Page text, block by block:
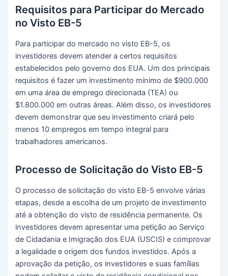
Requisitos para Participar do Mercado
no Visto EB-5
Para participar do mercado no visto EB-5, os
investidores devem atender a certos requisitos
estabelecidos pelo governo dos EUA. Um dos principais
requisitos é fazer um investimento mínimo de $900.000
em uma área de emprego direcionada (TEA) ou
$1.800.000 em outras áreas. Além disso, os investidores
devem demonstrar que seu investimento criará pelo
menos 10 empregos em tempo integral para
trabalhadores americanos.
Processo de Solicitação do Visto EB-5
O processo de solicitação do visto EB-5 envolve várias
etapas, desde a escolha de um projeto de investimento
até a obtenção do visto de residência permanente. Os
investidores devem apresentar uma petição ao Serviço
de Cidadania e Imigração dos EUA (USCIS) e comprovar
a legalidade e origem dos fundos investidos. Após a
aprovação da petição, os investidores e suas famílias